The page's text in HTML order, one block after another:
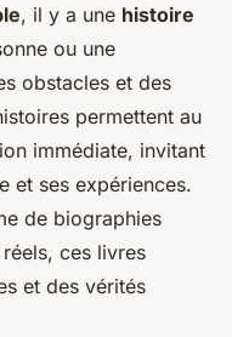
, il y a une histoire
ou une
obstacles et des
permettent au
immédiate, invitant
et ses expériences.
de biographies
ces livres
et des vérités